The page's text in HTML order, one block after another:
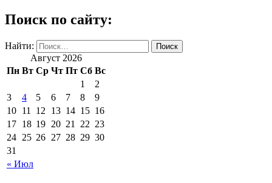
Поиск по сайту:
Найти:
Август 2026
Пн Вт Ср Чт Пт Сб Вс
« Июл
1
2
3
4 5 6 7 8
9
10 11 12 13 14 15 16
17 18 19 20 21 22 23
24 25 26 27 28 29 30
31